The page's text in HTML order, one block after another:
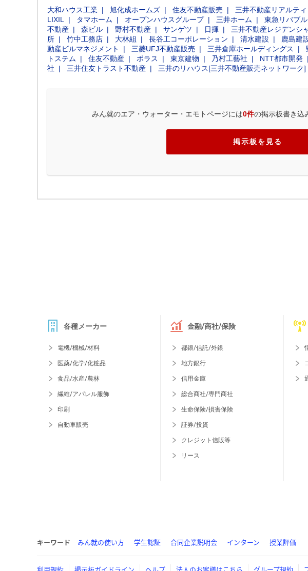
大和ハウス工業 旭化成ホームズ 住友不動産販売 三井不動産リアルティ
LIXIL
タマホーム オープンハウスグループ 三井ホーム 東急リバブル
不動産
森ビル 野村不動産 サンゲツ 日揮 三井不動産レジデンシ
所
竹中工務店 大林組 長谷工コーポレーション 清水建設 鹿島建
動産ビルマネジメント
三菱UFJ不動産販売 三井倉庫ホールディングス
トステム
住友不動産 ポラス 東京建物 乃村工藝社 NTT都市開発
社
三井住友トラスト不動産 三井のリハウス[三井不動産販売ネットワーク]
みん就のエア・ウォーター・エモトページには0件の掲示板書き込
掲示板を見る
各種メーカー
電機/機械/材料
医薬/化学/化粧品
食品/水産/農林
繊維/アパレル服飾
印刷
自動車販売
金融/商社/保険
都銀/信託/外銀
地方銀行
信用金庫
総合商社/専門商社
生命保険/損害保険
証券/投資
クレジット信販等
リース
キーワード みん就の使い方 学生認証 合同企業説明会 インターン 授業評価